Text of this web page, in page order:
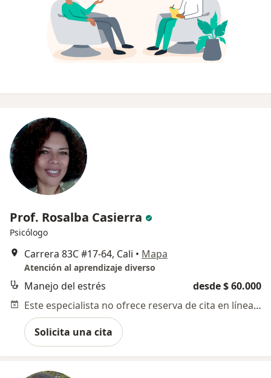
Prof. Rosalba Casierra
Psicólogo
Carrera 83C #17-64, Cali • Mapa
Atención al aprendizaje diverso
Manejo del estrés
desde $ 60.000
Este especialista no ofrece reserva de cita en línea en esta dirección.
Solicita una cita